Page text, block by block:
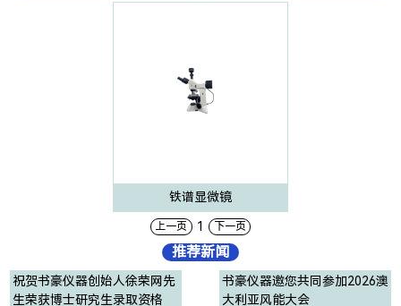
铁谱显微镜
上一页 1 下一页
推荐新闻
祝贺书豪仪器创始人徐荣网先
生荣获博士研究生录取资格
书豪仪器邀您共同参加2026澳
大利亚风能大会